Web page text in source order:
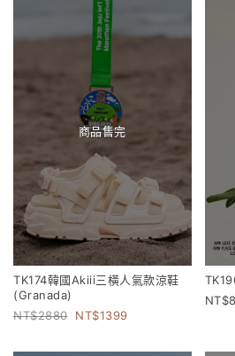
商品售完
TK174韓國Akiii三橫人氣款涼鞋
(Granada)
2880
1399